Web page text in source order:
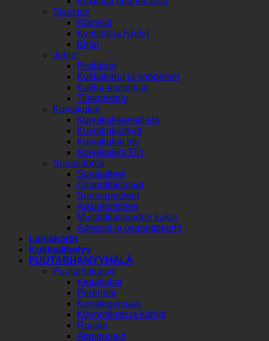
Sisustus
Kranssit
Kynttilät ja lyhdyt
Kirjat
Juhlat
Ristiäiset
Kukkakorut ja seppeleet
Kukka-asetelmat
Tilakoristelu
Kuivakukat
Kuivakukkamallisto
Kuivakukkatyöt
Kuivakukat irto
Kuivakukka DIY
Surusidonta
Surulaitteet
Osanottokimput
Suruseppeleet
Arkunkoristeet
Muistotilaisuuden kukat
Adressit ja osanottokortit
Lahjakortit
Kukkalähetys
PUUTARHAMYYMÄLÄ
Puutarhakasvit
Kesäkukat
Perennat
Koristepensaat
Köynnökset ja kärhöt
Ruusut
Alppiruusut